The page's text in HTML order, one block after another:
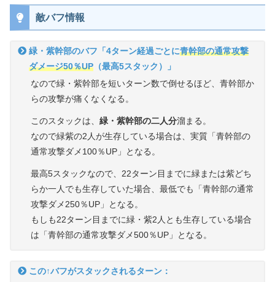
敵バフ情報
緑・紫幹部のバフ「4ターン経過ごとに青幹部の通常攻撃
ダメージ50％UP （最高5スタック）」
なので緑・紫幹部を短いターン数で倒せるほど、青幹部か
らの攻撃が痛くなくなる。
このスタックは、緑・紫幹部の二人分溜まる。
なので緑紫の2人が生存している場合は、実質「青幹部の
通常攻撃ダメ100％UP」となる。
最高5スタックなので、22ターン目までに緑または紫どち
らか一人でも生存していた場合、最低でも「青幹部の通常
攻撃ダメ250％UP」となる。
もしも22ターン目までに緑・紫2人とも生存している場合
は「青幹部の通常攻撃ダメ500％UP」となる。
この↑バフがスタックされるターン：